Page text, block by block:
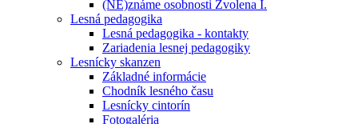
(NE)známe osobnosti Zvolena I.
Lesná pedagogika
Lesná pedagogika - kontakty
Zariadenia lesnej pedagogiky
Lesnícky skanzen
Základné informácie
Chodník lesného času
Lesnícky cintorín
Fotogaléria